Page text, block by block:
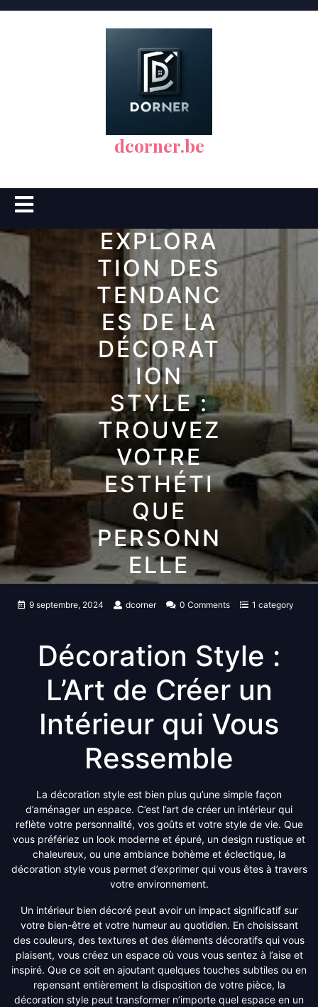
dcorner.be
Open
ButtonEXPLORA
TION DES
TENDANC
ES DE LA
DÉCORAT
ION
STYLE :
TROUVEZ
VOTRE
ESTHÉTI
QUE
PERSONN
ELLE
9 septembre, 2024 dcorner 0 Comments 1 category
Décoration Style :
L’Art de Créer un
Intérieur qui Vous
Ressemble
La décoration style est bien plus qu’une simple façon
d’aménager un espace. C’est l’art de créer un intérieur qui
reflète votre personnalité, vos goûts et votre style de vie. Que
vous préfériez un look moderne et épuré, un design rustique et
chaleureux, ou une ambiance bohème et éclectique, la
décoration style vous permet d’exprimer qui vous êtes à travers
votre environnement.
Un intérieur bien décoré peut avoir un impact significatif sur
votre bien-être et votre humeur au quotidien. En choisissant
des couleurs, des textures et des éléments décoratifs qui vous
plaisent, vous créez un espace où vous vous sentez à l’aise et
inspiré. Que ce soit en ajoutant quelques touches subtiles ou en
repensant entièrement la disposition de votre pièce, la
décoration style peut transformer n’importe quel espace en un